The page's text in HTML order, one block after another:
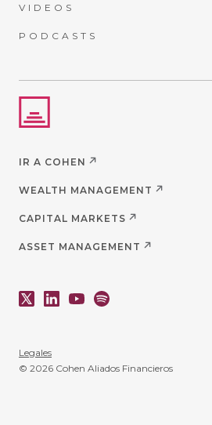
VIDEOS
PODCASTS
IR A COHEN
WEALTH MANAGEMENT
CAPITAL MARKETS
ASSET MANAGEMENT
Legales
© 2026 Cohen Aliados Financieros